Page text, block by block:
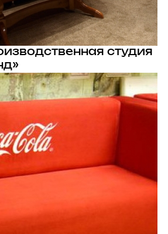
студия